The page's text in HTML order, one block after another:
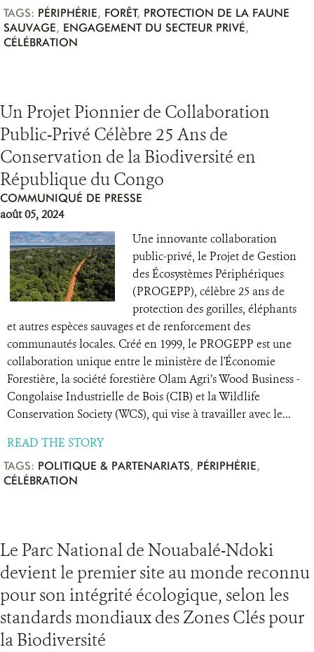
TAGS: PÉRIPHÉRIE, FORÊT, PROTECTION DE LA FAUNE
SAUVAGE, ENGAGEMENT DU SECTEUR PRIVÉ,
CÉLÉBRATION
Un Projet Pionnier de Collaboration
Public-Privé Célèbre 25 Ans de
Conservation de la Biodiversité en
République du Congo
COMMUNIQUÉ DE PRESSE
août 05, 2024
Une innovante collaboration
public-privé, le Projet de Gestion
des Écosystèmes Périphériques
(PROGEPP), célèbre 25 ans de
protection des gorilles, éléphants
et autres espèces sauvages et de renforcement des
communautés locales. Créé en 1999, le PROGEPP est une
collaboration unique entre le ministère de l'Économie
Forestière, la société forestière Olam Agri’s Wood Business -
Congolaise Industrielle de Bois (CIB) et la Wildlife
Conservation Society (WCS), qui vise à travailler avec le...
READ THE STORY
TAGS: POLITIQUE & PARTENARIATS, PÉRIPHÉRIE,
CÉLÉBRATION
Le Parc National de Nouabalé-Ndoki
devient le premier site au monde reconnu
pour son intégrité écologique, selon les
standards mondiaux des Zones Clés pour
la Biodiversité